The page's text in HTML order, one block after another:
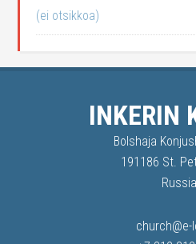
(ei otsikkoa)
INKERIN
Bolshaja
191186 St.
Russia
church@e-